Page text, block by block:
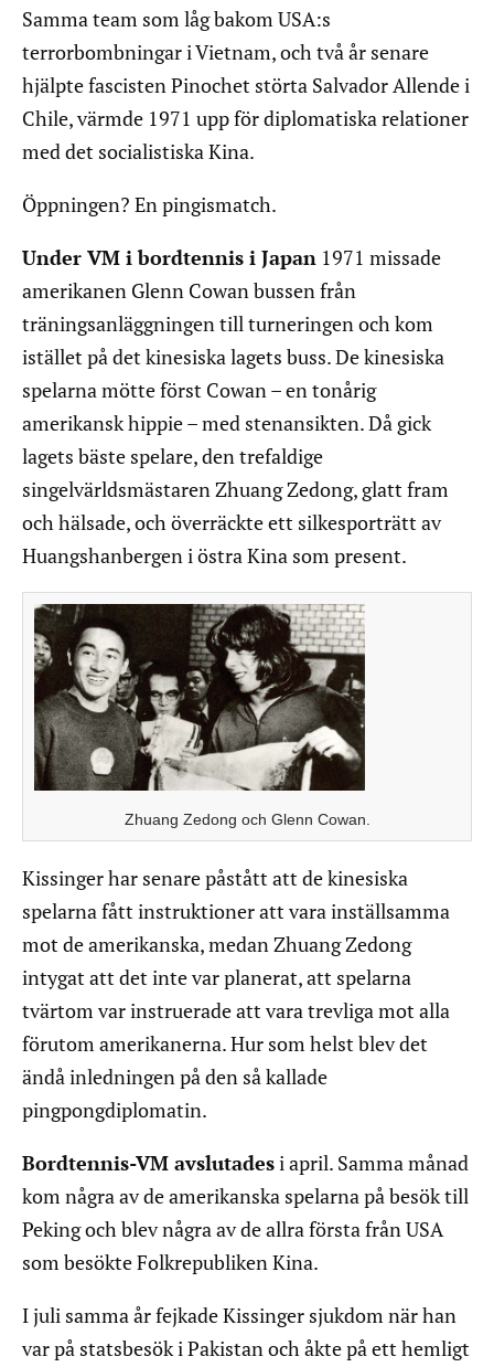
Samma team som låg bakom USA:s
terrorbombningar i Vietnam, och två år senare
hjälpte fascisten Pinochet störta Salvador Allende i
Chile, värmde 1971 upp för diplomatiska relationer
med det socialistiska Kina.
Öppningen? En pingismatch.
Under VM i bordtennis i Japan 1971 missade
amerikanen Glenn Cowan bussen från
träningsanläggningen till turneringen och kom
istället på det kinesiska lagets buss. De kinesiska
spelarna mötte först Cowan – en tonårig
amerikansk hippie – med stenansikten. Då gick
lagets bäste spelare, den trefaldige
singelvärldsmästaren Zhuang Zedong, glatt fram
och hälsade, och överräckte ett silkesporträtt av
Huangshanbergen i östra Kina som present.
Zhuang Zedong och Glenn Cowan.
Kissinger har senare påstått att de kinesiska
spelarna fått instruktioner att vara inställsamma
mot de amerikanska, medan Zhuang Zedong
intygat att det inte var planerat, att spelarna
tvärtom var instruerade att vara trevliga mot alla
förutom amerikanerna. Hur som helst blev det
ändå inledningen på den så kallade
pingpongdiplomatin.
Bordtennis-VM avslutadesi april. Samma månad
kom några av de amerikanska spelarna på besök till
Peking och blev några av de allra första från USA
som besökte Folkrepubliken Kina.
I juli samma år fejkade Kissinger sjukdom när han
var på statsbesök i Pakistan och åkte på ett hemligt